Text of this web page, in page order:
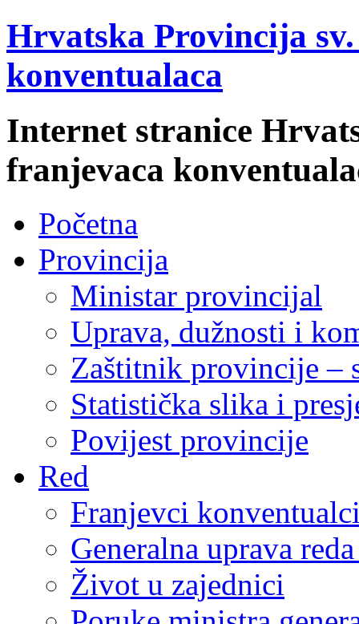
Hrvatska Provincija
konventualaca
Internet stranice
franjevaca
Početna
Provincija
Ministar provincijal
Uprava, dužnosti i
Zaštitnik provincije –
Statistička slika i
Povijest provincije
Red
Franjevci
Generalna uprava
Život u zajednici